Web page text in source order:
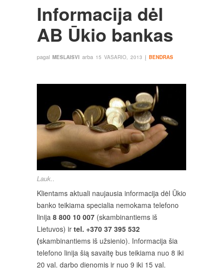
Informacija dėl
AB Ūkio bankas
pagal MESLAISVI arba 15 VASARIO, 2013 į BENDRAS
Lauk..
Klientams aktuali naujausia informacija dėl Ūkio
banko teikiama specialia nemokama telefono
linija 8 800 10 007 (skambinantiems iš
Lietuvos) ir tel. +370 37 395 532
(skambinantiems iš užsienio). Informacija šia
telefono linija šią savaitę bus teikiama nuo 8 iki
20 val. darbo dienomis ir nuo 9 iki 15 val.